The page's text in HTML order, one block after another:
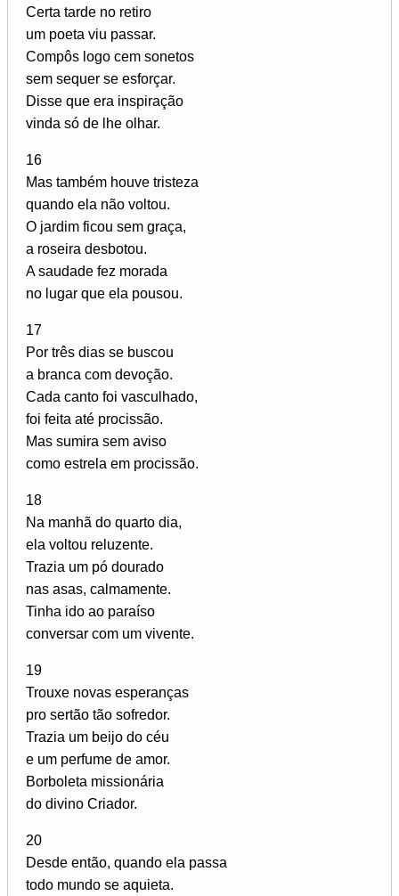
Certa tarde no retiro
um poeta viu passar.
Compôs logo cem sonetos
sem sequer se esforçar.
Disse que era inspiração
vinda só de lhe olhar.
16
Mas também houve tristeza
quando ela não voltou.
O jardim ficou sem graça,
a roseira desbotou.
A saudade fez morada
no lugar que ela pousou.
17
Por três dias se buscou
a branca com devoção.
Cada canto foi vasculhado,
foi feita até procissão.
Mas sumira sem aviso
como estrela em procissão.
18
Na manhã do quarto dia,
ela voltou reluzente.
Trazia um pó dourado
nas asas, calmamente.
Tinha ido ao paraíso
conversar com um vivente.
19
Trouxe novas esperanças
pro sertão tão sofredor.
Trazia um beijo do céu
e um perfume de amor.
Borboleta missionária
do divino Criador.
20
Desde então, quando ela passa
todo mundo se aquieta.